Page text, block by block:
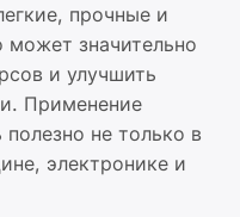
прочные и
может значительно
и улучшить
Применение
не только в
электронике и